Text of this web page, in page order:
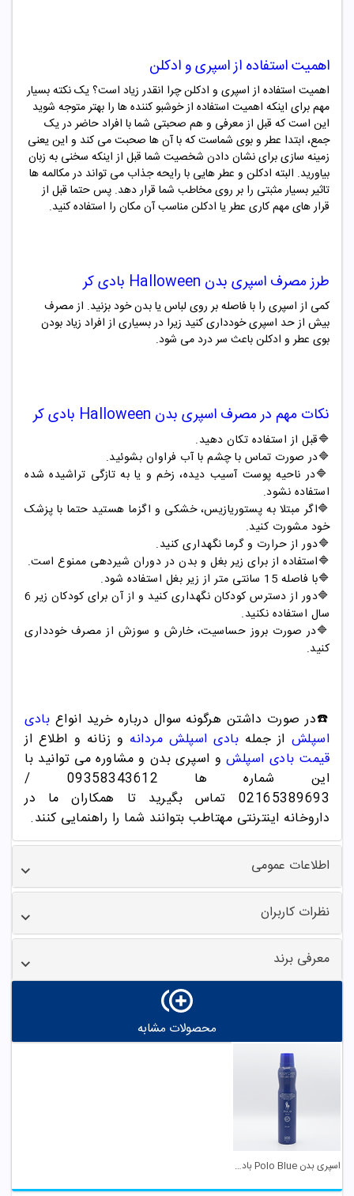
اهمیت استفاده از اسپری و ادکلن
اهمیت استفاده از اسپری و ادکلن چرا انقدر زیاد است؟ یک نکته بسیار
مهم برای اینکه اهمیت استفاده از خوشبو کننده ها را بهتر متوجه شوید
این است که قبل از معرفی و هم صحبتی شما با افراد حاضر در یک
جمع، ابتدا عطر و بوی شماست که با آن ها صحبت می کند و این یعنی
زمینه سازی برای نشان دادن شخصیت شما قبل از اینکه سخنی به زبان
بیاورید. البته ادکلن و عطر هایی با رایحه جذاب می تواند در مکالمه ها
تاثیر بسیار مثبتی را بر روی مخاطب شما قرار دهد. پس حتما قبل از
قرار های مهم کاری عطر یا ادکلن مناسب آن مکان را استفاده کنید.
طرز مصرف اسپری بدن Halloween بادی کر
کمی از اسپری را با فاصله بر روی لباس یا بدن خود بزنید. از مصرف
بیش از حد اسپری خودداری کنید زیرا در بسیاری از افراد زیاد بودن
بوی عطر و ادکلن باعث سر درد می شود.
نکات مهم در مصرف اسپری بدن Halloween بادی کر
🔷قبل از استفاده تکان دهید.
🔷در صورت تماس با چشم با آب فراوان بشوئید.
🔷در ناحیه پوست آسیب دیده، زخم و یا به تازگی تراشیده شده
استفاده نشود.
🔷اگر مبتلا به پستوریازیس، خشکی و اگزما هستید حتما با پزشک
خود مشورت کنید.
🔷دور از حرارت و گرما نگهداری کنید.
🔷استفاده از برای زیر بغل و بدن در دوران شیردهی ممنوع است.
🔷با فاصله 15 سانتی متر از زیر بغل استفاده شود
.
🔷
دور از دسترس کودکان نگهداری کنید و از آن برای کودکان زیر 6
سال استفاده نکنید.
🔷در صورت بروز حساسیت، خارش و سوزش از مصرف خودداری
کنید.
☎️در صورت داشتن هرگونه سوال درباره خرید انواع بادی
اسپلش از جمله بادی اسپلش مردانه و زنانه و اطلاع از
قیمت بادی اسپلشو اسپری بدن و مشاوره می توانید با
این شماره ها 09358343612 /
02165389693
تماس بگیرید تا همکاران ما در
داروخانه اینترنتی مهتاطب بتوانند شما را راهنمایی کنند.
اطلاعات عمومی
نظرات کاربران
معرفی برند
محصولات مشابه
اسپری بدن Polo Blue بادی کر